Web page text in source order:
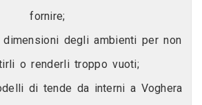
fornire;
dimensioni degli ambienti per non
o renderli troppo vuoti;
di tende da interni a Voghera